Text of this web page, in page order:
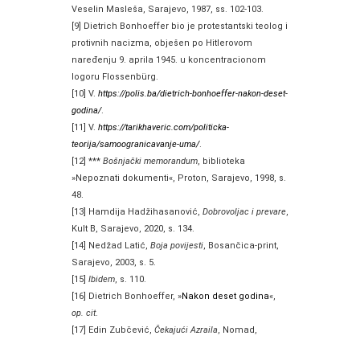
Veselin Masleša, Sarajevo, 1987, ss. 102-103.
[9] Dietrich Bonhoeffer bio je protestantski teolog i
protivnih nacizma, obješen po Hitlerovom
naređenju 9. aprila 1945. u koncentracionom
logoru Flossenbürg.
[10] V. https://polis.ba/dietrich-bonhoeffer-nakon-deset-
godina/.
[11] V. https://tarikhaveric.com/politicka-
teorija/samoogranicavanje-uma/.
[12] *** Bošnjački memorandum, biblioteka
»Nepoznati dokumenti«, Proton, Sarajevo, 1998, s.
48.
[13] Hamdija Hadžihasanović, Dobrovoljac i prevare,
Kult B, Sarajevo, 2020, s. 134.
[14] Nedžad Latić, Boja povijesti, Bosančica-print,
Sarajevo, 2003, s. 5.
[15] Ibidem, s. 110.
[16] Dietrich Bonhoeffer, »Nakon deset godina«,
op. cit.
[17] Edin Zubčević, Čekajući Azraila, Nomad,